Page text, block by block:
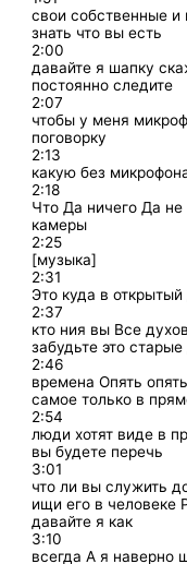
свои собственные
знать что вы есть
2:00
давайте я шапку
постоянно следите
2:07
чтобы у меня
поговорку
2:13
какую без
2:18
Что Да ничего Да
камеры
2:25
[музыка]
2:31
Это куда в
2:37
кто ния вы Все
забудьте это
2:46
времена Опять
самое только в
2:54
люди хотят виде в
вы будете перечь
3:01
что ли вы служить
ищи его в человеке
давайте я как
3:10
всегда А я наверно